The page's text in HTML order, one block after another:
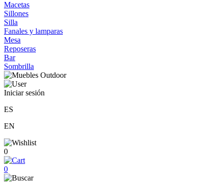
Macetas
Sillones
Silla
Fanales y lamparas
Mesa
Reposeras
Bar
Sombrilla
Iniciar sesión
ES
EN
0
0